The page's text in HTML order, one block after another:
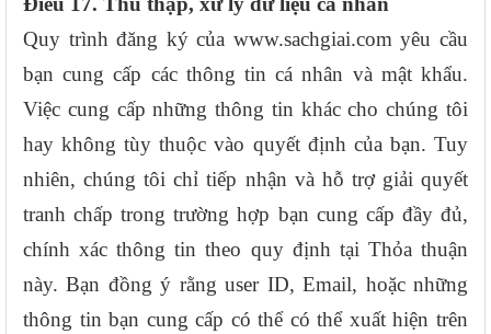
Quy trình đăng ký của www.sachgiai.com yêu cầu
bạn cung cấp các thông tin cá nhân và mật khẩu.
Việc cung cấp những thông tin khác cho chúng tôi
hay không tùy thuộc vào quyết định của bạn. Tuy
nhiên, chúng tôi chỉ tiếp nhận và hỗ trợ giải quyết
tranh chấp trong trường hợp bạn cung cấp đầy đủ,
chính xác thông tin theo quy định tại Thỏa thuận
này. Bạn đồng ý rằng user ID, Email, hoặc những
thông tin bạn cung cấp có thể có thể xuất hiện trên